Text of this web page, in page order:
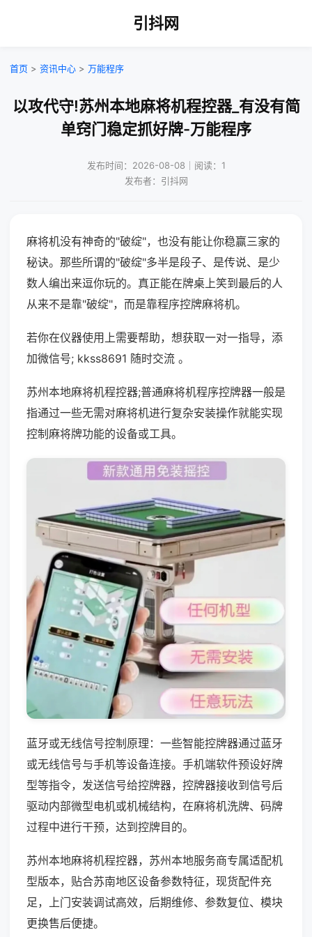
引抖网
首页 > 资讯中心 > 万能程序
以攻代守!苏州本地麻将机程控器_有没有简
单窍门稳定抓好牌-万能程序
发布时间：2026-08-08｜阅读：1
发布者：引抖网
麻将机没有神奇的"破绽"，也没有能让你稳赢三家的
秘诀。那些所谓的"破绽"多半是段子、是传说、是少
数人编出来逗你玩的。真正能在牌桌上笑到最后的人
从来不是靠"破绽"，而是靠程序控牌麻将机。
若你在仪器使用上需要帮助，想获取一对一指导，添
加微信号; kkss8691 随时交流 。
苏州本地麻将机程控器;普通麻将机程序控牌器一般是
指通过一些无需对麻将机进行复杂安装操作就能实现
控制麻将牌功能的设备或工具。
蓝牙或无线信号控制原理：一些智能控牌器通过蓝牙
或无线信号与手机等设备连接。手机端软件预设好牌
型等指令，发送信号给控牌器，控牌器接收到信号后
驱动内部微型电机或机械结构，在麻将机洗牌、码牌
过程中进行干预，达到控牌目的。
苏州本地麻将机程控器，苏州本地服务商专属适配机
型版本，贴合苏南地区设备参数特征，现货配件充
足，上门安装调试高效，后期维修、参数复位、模块
更换售后便捷。